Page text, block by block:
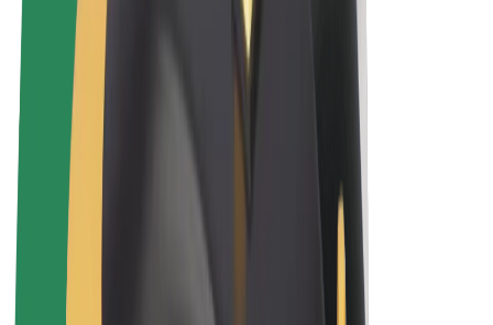
Romobili
Bolt Market
Bolt for Business